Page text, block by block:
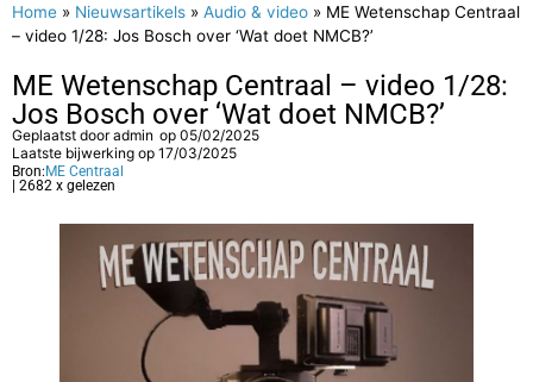
Home » Nieuwsartikels » Audio & video » ME Wetenschap Centraal
– video 1/28: Jos Bosch over ‘Wat doet NMCB?’
ME Wetenschap Centraal – video 1/28:
Jos Bosch over ‘Wat doet NMCB?’
Geplaatst dooradmin op 05/02/2025
Laatste bijwerking op 17/03/2025
Bron: ME Centraal
| 2682 x gelezen